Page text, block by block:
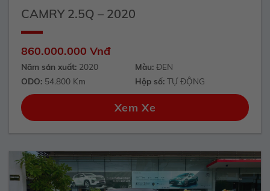
CAMRY 2.5Q – 2020
860.000.000 Vnđ
Năm sản xuất:2020 Màu: ĐEN
ODO:54.800 Km Hộp số: TỰ ĐỘNG
Xem Xe